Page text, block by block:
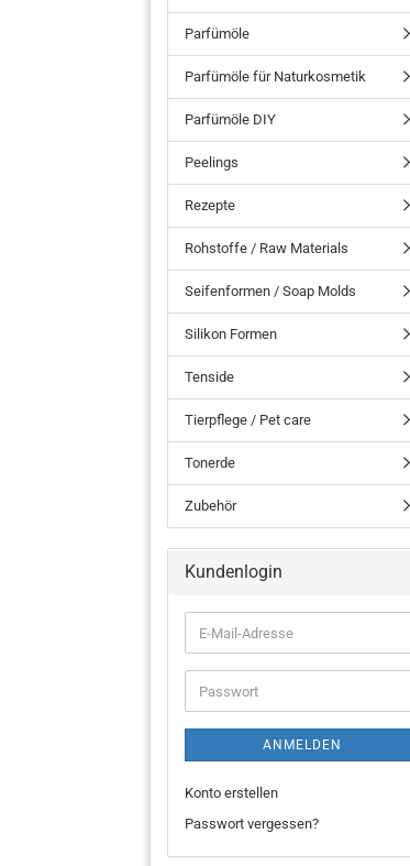
Parfümöle
Parfümöle für Naturkosmetik
Parfümöle DIY
Peelings
Rezepte
Rohstoffe / Raw Materials
Seifenformen / Soap Molds
Silikon Formen
Tenside
Tierpflege / Pet care
Tonerde
Zubehör
Kundenlogin
ANMELDEN
Konto erstellen
Passwort vergessen?